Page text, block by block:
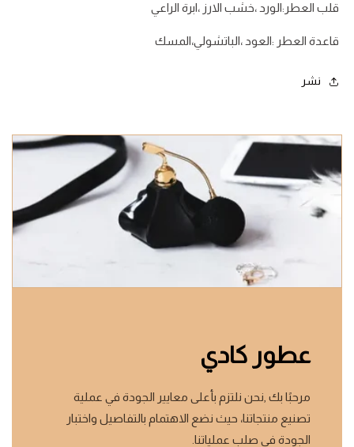
قلب العطر:الورد ،خشب الارز ،ابرة الراعي
قاعدة العطر :العود ،الباتشولي،المسك
نشر
عطور كادي
مرحبًا بك ,نحن نلتزم بأعلى معايير الجودة في عملية
تصنيع منتجاتنا، حيث نضع الاهتمام بالتفاصيل واختبار
الجودة في صلب عملياتنا.